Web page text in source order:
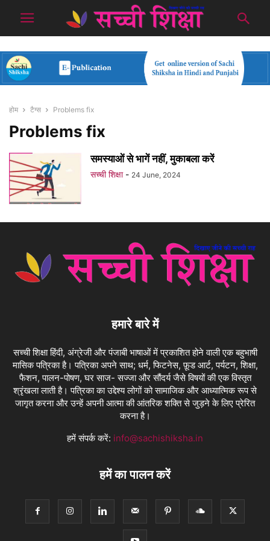
होम टैग्स Problems fix
Problems fix
समस्याओं से भागें नहीं, मुकाबला करें
सच्ची शिक्षा - 24 June, 2024
हमारे बारे में
सच्ची शिक्षा हिंदी, अंग्रेजी और पंजाबी भाषाओं में प्रकाशित होने वाली एक बहुभाषी
मासिक पत्रिका है। पत्रिका अपने साथ; धर्म, फिटनेस, फ़ूड आर्ट, पर्यटन, शिक्षा,
फैशन, पालन-पोषण, घर साज- सज्जा और सौंदर्य जैसे विषयों की एक विस्तृत
श्रृंखला लाती है। पत्रिका का उद्देश्य लोगों को सामाजिक और आध्यात्मिक रूप से
जागृत करना और उन्हें अपनी आत्मा की आंतरिक शक्ति से जुड़ने के लिए प्रेरित
करना है।
हमें संपर्क करें: info@sachishiksha.in
हमें का पालन करें